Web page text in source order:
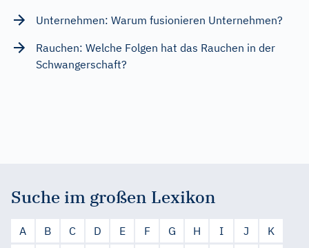
Unternehmen: Warum fusionieren Unternehmen?
Rauchen: Welche Folgen hat das Rauchen in der
Schwangerschaft?
Suche im großen Lexikon
A B C D E F G H I J
K